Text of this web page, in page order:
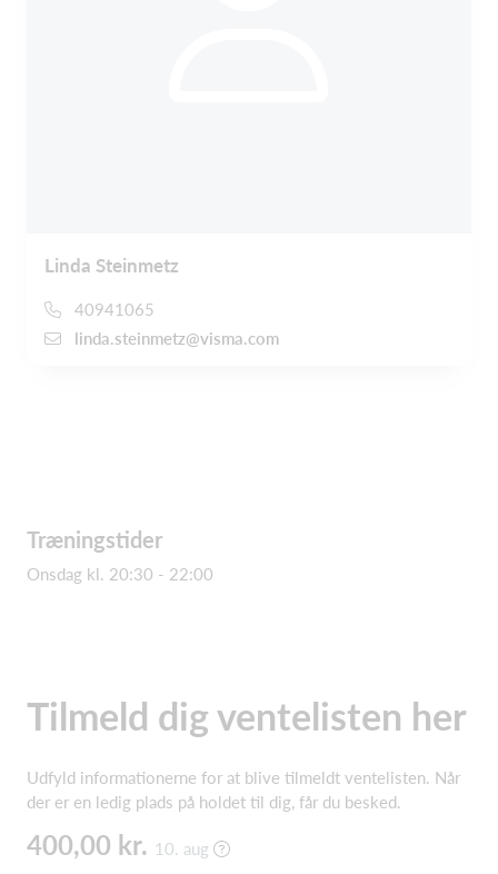
Linda Steinmetz
40941065
linda.steinmetz@visma.com
Træningstider
Onsdag kl. 20:30 - 22:00
Tilmeld dig ventelisten her
Udfyld informationerne for at blive tilmeldt ventelisten. Når
der er en ledig plads på holdet til dig, får du besked.
400,00 kr. 10. aug